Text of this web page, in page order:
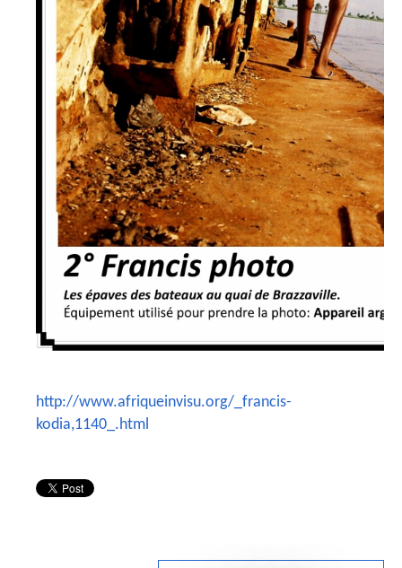
http://www.afriqueinvisu.org/_francis-
kodia,1140_.html